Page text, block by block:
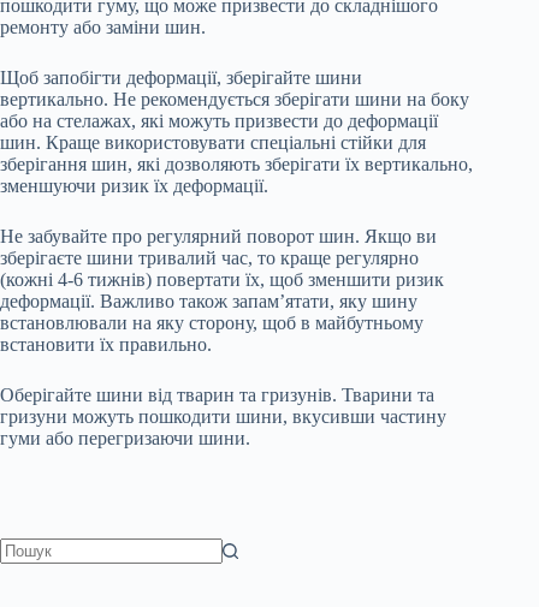
пошкодити гуму, що може призвести до складнішого
ремонту або заміни шин.
Щоб запобігти деформації, зберігайте шини
вертикально. Не рекомендується зберігати шини на боку
або на стелажах, які можуть призвести до деформації
шин. Краще використовувати спеціальні стійки для
зберігання шин, які дозволяють зберігати їх вертикально,
зменшуючи ризик їх деформації.
Не забувайте про регулярний поворот шин. Якщо ви
зберігаєте шини тривалий час, то краще регулярно
(кожні 4-6 тижнів) повертати їх, щоб зменшити ризик
деформації. Важливо також запам’ятати, яку шину
встановлювали на яку сторону, щоб в майбутньому
встановити їх правильно.
Оберігайте шини від тварин та гризунів. Тварини та
гризуни можуть пошкодити шини, вкусивши частину
гуми або перегризаючи шини.